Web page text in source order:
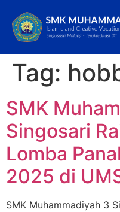
Tag:
SMK
Singosari
Lomba
2025 di
SMK Muhammadiyah 3